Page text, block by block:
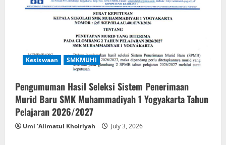
Kesiswaan SMKMUHI
Pengumuman Hasil Seleksi Sistem Penerimaan
Murid Baru SMK Muhammadiyah 1 Yogyakarta Tahun
Pelajaran 2026/2027
Umi 'Alimatul Khoiriyah July 3, 2026